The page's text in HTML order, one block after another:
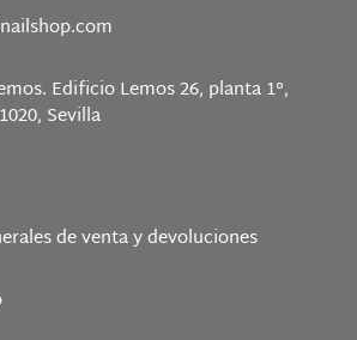
Edificio Lemos 26, planta 1°,
Sevilla
de venta y devoluciones